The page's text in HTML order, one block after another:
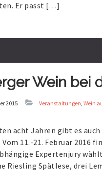
Er passt […]
Wein bei
2015 Veranstaltungen, Wein
acht Jahren gibt es
11.-21. Februar 2016
Expertenjury
Riesling Spätlese, drei